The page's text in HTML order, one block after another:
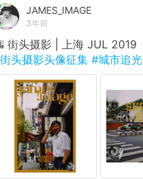
JAMES_IMAGE
3年前
街头摄影 | 上海 JUL 2019
头摄影头像征集 #城市追光